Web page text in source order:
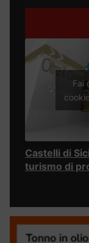
Fai
Castelli di
turismo di